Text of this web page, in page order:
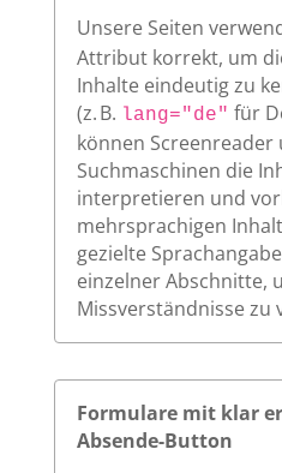
Unsere Seiten
Attribut korrekt, um
Inhalte eindeutig zu
(z. B. lang="de" für
können Screenreader
Suchmaschinen die
interpretieren und
mehrsprachigen
gezielte
einzelner Abschnitte,
Missverständnisse zu
Formulare mit klar
Absende-Button